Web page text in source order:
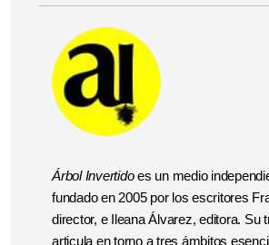
Árbol Invertidoes un medio
fundado en 2005 por los escritores
director, e Ileana Álvarez, editora. Su
articula en torno a tres ámbitos